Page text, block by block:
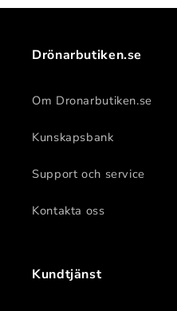
Drönarbutiken.se
Om Dronarbutiken.se
Kunskapsbank
Support och service
Kontakta oss
Kundtjänst